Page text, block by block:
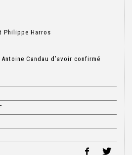
Philippe Harros
Candau d’avoir confirmé